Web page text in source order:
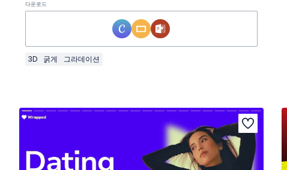
다운로드
3D 굵게 그라데이션